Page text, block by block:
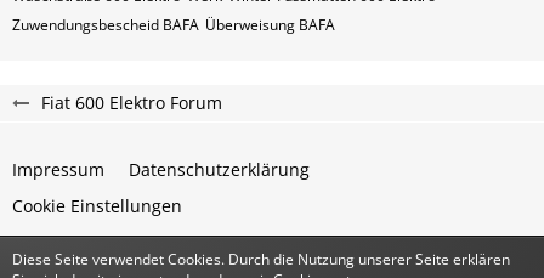
Zuwendungsbescheid BAFA Überweisung BAFA
Fiat 600 Elektro Forum
Impressum
Datenschutzerklärung
Cookie Einstellungen
Diese Seite verwendet Cookies. Durch die Nutzung unserer Seite erklären